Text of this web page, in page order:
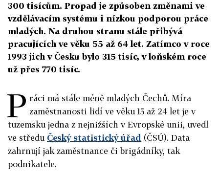
300 tisícům. Propad je způsoben změnami ve
vzdělávacím systému i nízkou podporou práce
mladých. Na druhou stranu stále přibývá
pracujících ve věku 55 až 64 let. Zatímco v roce
1993 jich v Česku bylo 315 tisíc, v loňském roce
už přes 770 tisíc.
P ráci má stále méně mladých Čechů. Míra
zaměstnanosti lidí ve věku 15 až 24 let je v
tuzemsku jedna z nejnižších v Evropské unii, uvedl
ve středu Český statistický úřad (ČSÚ). Data
zahrnují jak zaměstnance či brigádníky, tak
podnikatele.